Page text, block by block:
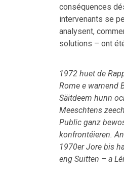
conséquences
intervenants se
analysent,
solutions – ont
1972 huet de
Rome e warnend
Säitdeem hunn
Meeschtens
Public ganz
konfrontéieren.
1970er Jore bis
eng Suitten – a